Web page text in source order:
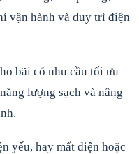
vận hành và duy trì điện
bãi có nhu cầu tối ưu
lượng sạch và nâng
yếu, hay mất điện hoặc